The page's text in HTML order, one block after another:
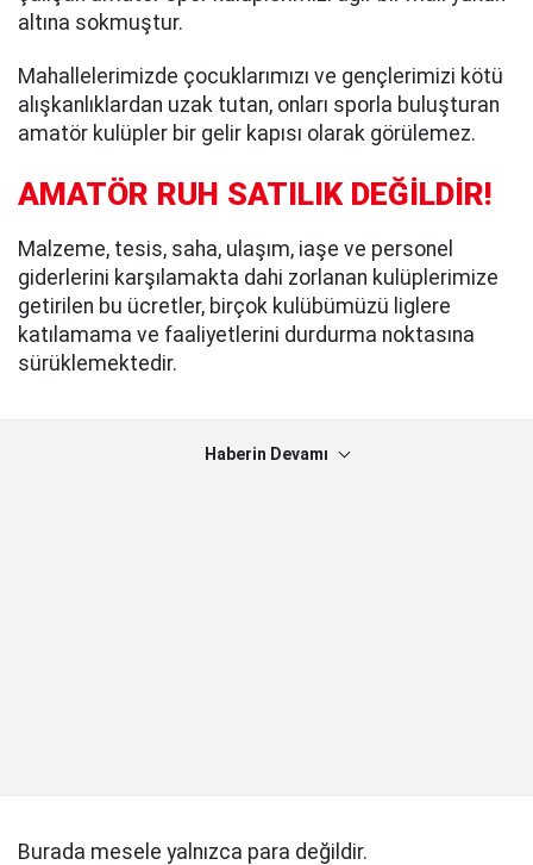
altına sokmuştur.
Mahallelerimizde çocuklarımızı ve gençlerimizi kötü
alışkanlıklardan uzak tutan, onları sporla buluşturan
amatör kulüpler bir gelir kapısı olarak görülemez.
AMATÖR RUH SATILIK DEĞİLDİR!
Malzeme, tesis, saha, ulaşım, iaşe ve personel
giderlerini karşılamakta dahi zorlanan kulüplerimize
getirilen bu ücretler, birçok kulübümüzü liglere
katılamama ve faaliyetlerini durdurma noktasına
sürüklemektedir.
Haberin Devamı
Burada mesele yalnızca para değildir.